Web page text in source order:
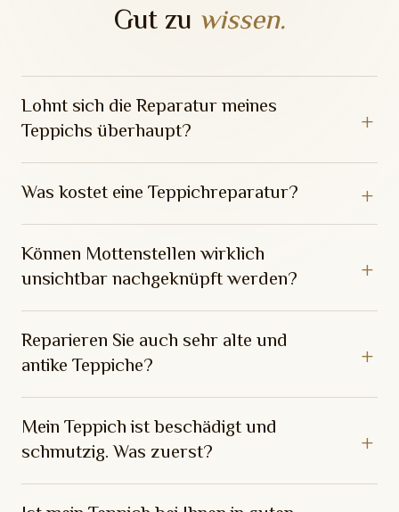
Gut zu wissen.
Lohnt sich die Reparatur meines
Teppichs überhaupt?
Was kostet eine Teppichreparatur?
Können Mottenstellen wirklich
unsichtbar nachgeknüpft werden?
Reparieren Sie auch sehr alte und
antike Teppiche?
Mein Teppich ist beschädigt und
schmutzig. Was zuerst?